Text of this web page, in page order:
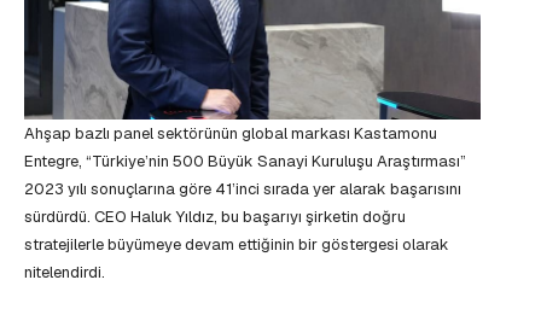
Ahşap bazlı panel sektörünün global markası Kastamonu
Entegre, “Türkiye’nin 500 Büyük Sanayi Kuruluşu Araştırması”
2023 yılı sonuçlarına göre 41’inci sırada yer alarak başarısını
sürdürdü. CEO Haluk Yıldız, bu başarıyı şirketin doğru
stratejilerle büyümeye devam ettiğinin bir göstergesi olarak
nitelendirdi.